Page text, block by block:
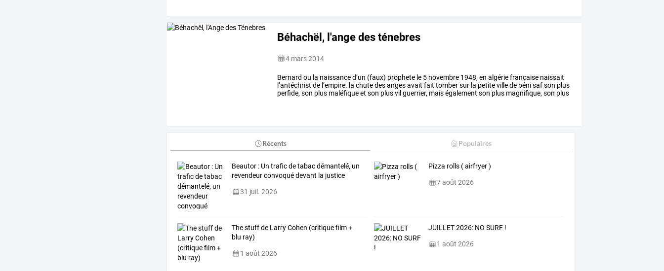
Béhachël, l'ange des ténebres
4 mars 2014
Bernard ou la naissanced’un (faux) prophete le 5 novembre 1948, en algériefrançaise naissait
l’antéchrist de l’empire. la chutedesangesavait fait tombersur la petitevillede bénisafson plus
perfide, son plus maléfiqueet son plusvilguerrier, maiségalement son plus magnifique, son plus
Récents Populaires
Beautor : Un trafic de tabac démantelé, un
revendeur convoqué devant la justice
31 juil. 2026
Pizza rolls ( airfryer )
7 août 2026
The stuff de Larry Cohen (critique film +
blu ray)
1 août 2026
JUILLET 2026: NO SURF !
1 août 2026